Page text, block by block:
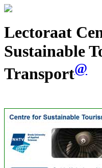
Lectoraat
Sustainable
Transport@